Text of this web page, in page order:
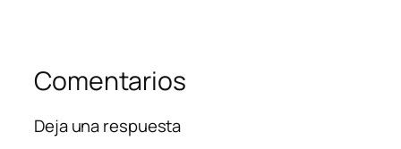
Comentarios
Deja una respuesta